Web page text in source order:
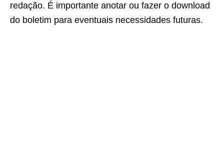
redação. É importante anotar ou fazer o download
do boletim para eventuais necessidades futuras.